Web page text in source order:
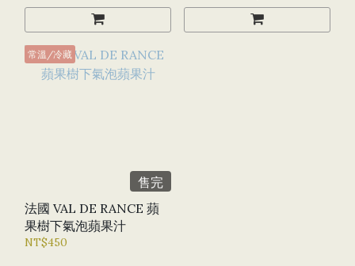
常溫/冷藏
售完
法國 VAL DE RANCE 蘋
果樹下氣泡蘋果汁
NT$450